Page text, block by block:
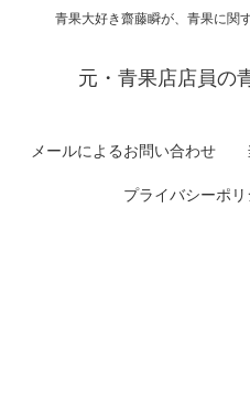
青果大好き齋藤瞬が、青果に関
元・青果店店員の
メールによるお問い合わせ